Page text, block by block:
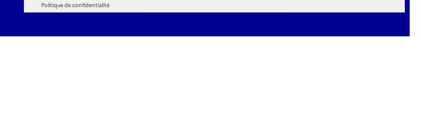
Politique de confidentialité